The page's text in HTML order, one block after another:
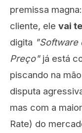
premissa
cliente, ele vai
digita "Software
Preço"já está
piscando na
disputa
mas com a
Rate) do